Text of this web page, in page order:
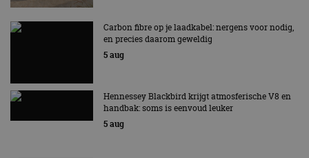
Carbon fibre op je laadkabel: nergens voor nodig,
en precies daarom geweldig
5 aug
Hennessey Blackbird krijgt atmosferische V8 en
handbak: soms is eenvoud leuker
5 aug